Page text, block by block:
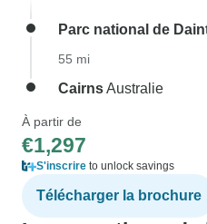
Parc national de
55 mi
CairnsAustralie
À partir de
€1,297
S'inscrire to unlock savings
Télécharger la brochure